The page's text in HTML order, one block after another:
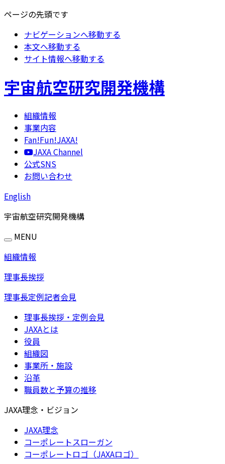
ページの先頭です
ナビゲーションへ移動する
本文へ移動する
サイト情報へ移動する
宇宙航空研究開発機構
組織情報
事業内容
Fan!Fun!JAXA!
JAXA Channel
公式SNS
お問い合わせ
English
宇宙航空研究開発機構
MENU
組織情報
理事長挨拶
理事長定例記者会見
理事長挨拶・定例会見
JAXAとは
役員
組織図
事業所・施設
沿革
職員数と予算の推移
JAXA理念・ビジョン
JAXA理念
コーポレートスローガン
コーポレートロゴ（JAXAロゴ）